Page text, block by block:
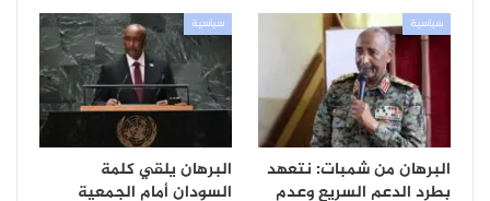
سياسية
البرهان من شمبات: نتعهد
بطرد الدعم السريع وعدم
سياسية
البرهان يلقي كلمة
السودان أمام الجمعية